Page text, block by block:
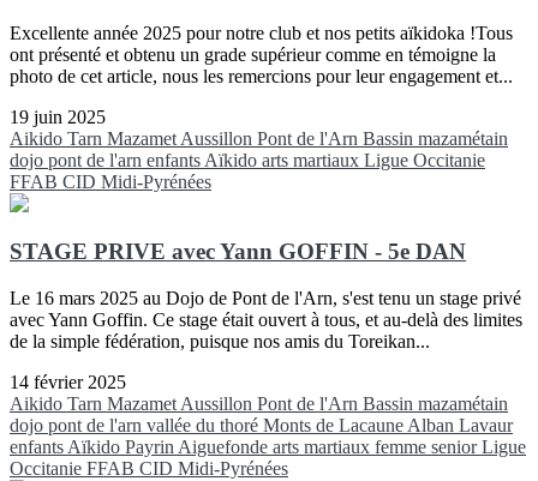
Excellente année 2025 pour notre club et nos petits aïkidoka !Tous
ont présenté et obtenu un grade supérieur comme en témoigne la
photo de cet article, nous les remercions pour leur engagement et...
19 juin 2025
Aikido Tarn Mazamet Aussillon Pont de l'Arn Bassin mazamétain
dojo pont de l'arn enfants Aïkido arts martiaux Ligue Occitanie
FFAB CID Midi-Pyrénées
STAGE PRIVE avec Yann GOFFIN - 5e DAN
Le 16 mars 2025 au Dojo de Pont de l'Arn, s'est tenu un stage privé
avec Yann Goffin. Ce stage était ouvert à tous, et au-delà des limites
de la simple fédération, puisque nos amis du Toreikan...
14 février 2025
Aikido Tarn Mazamet Aussillon Pont de l'Arn Bassin mazamétain
dojo pont de l'arn vallée du thoré Monts de Lacaune Alban Lavaur
enfants Aïkido Payrin Aiguefonde arts martiaux femme seniorLigue
Occitanie FFAB CID Midi-Pyrénées